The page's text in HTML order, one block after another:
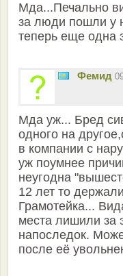
Мда...Печально
за люди пошли у
теперь еще одна
Фемид
Мда уж... Бред
одного на
в компании с
уж поумнее
неугодна
12 лет то
Грамотейка...
места лишили за
напоследок.
после её